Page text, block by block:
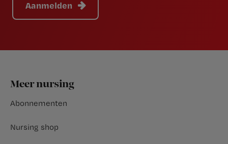
Aanmelden
Footer
Meer nursing
Abonnementen
Nursing shop